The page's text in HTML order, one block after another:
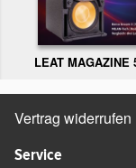
LEAT MAGAZINE
Vertrag widerrufen
Service